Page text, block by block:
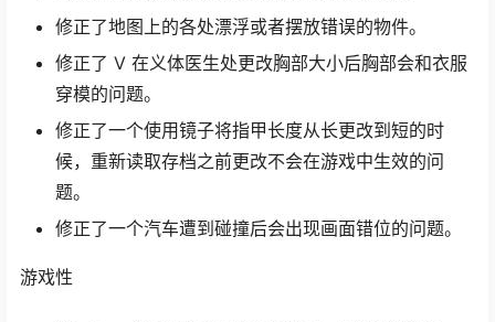
修正了地图上的各处漂浮或者摆放错误的物件。
修正了 V 在义体医生处更改胸部大小后胸部会和衣服
穿模的问题。
修正了一个使用镜子将指甲长度从长更改到短的时
候，重新读取存档之前更改不会在游戏中生效的问
题。
修正了一个汽车遭到碰撞后会出现画面错位的问题。
游戏性